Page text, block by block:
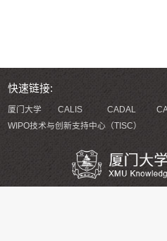
快速链接:
厦门大学 CALIS CADAL
WIPO技术与创新支持中心（TISC）